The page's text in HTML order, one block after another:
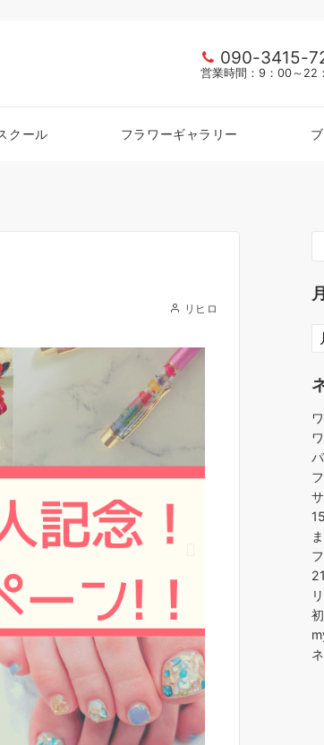
090-3415-
営業時間：9：00～22
クール フラワーギャラリー
リヒロ